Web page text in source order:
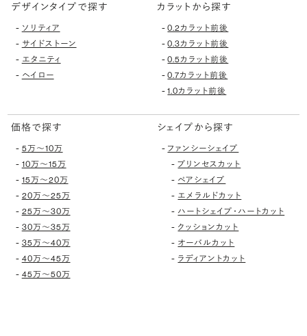
デザインタイプで探す
- ソリティア
- サイドストーン
- エタニティ
- ヘイロー
カラットから探す
-0.2カラット前後
-0.3カラット前後
-0.5カラット前後
-0.7カラット前後
-1.0カラット前後
価格で探す
- 5万〜10万
- 10万〜15万
- 15万〜20万
- 20万〜25万
- 25万〜30万
- 30万〜35万
- 35万〜40万
- 40万〜45万
- 45万〜50万
シェイプから探す
- ファンシーシェイプ
-プリンセスカット
- ペアシェイプ
- エメラルドカット
- ハートシェイプ・ハートカット
- クッションカット
- オーバルカット
- ラディアントカット